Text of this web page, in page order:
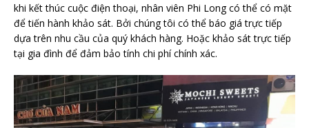
khi kết thúc cuộc điện thoại, nhân viên Phi Long có thể có mặt
để tiến hành khảo sát. Bởi chúng tôi có thể báo giá trực tiếp
dựa trên nhu cầu của quý khách hàng. Hoặc khảo sát trực tiếp
tại gia đình để đảm bảo tính chi phí chính xác.